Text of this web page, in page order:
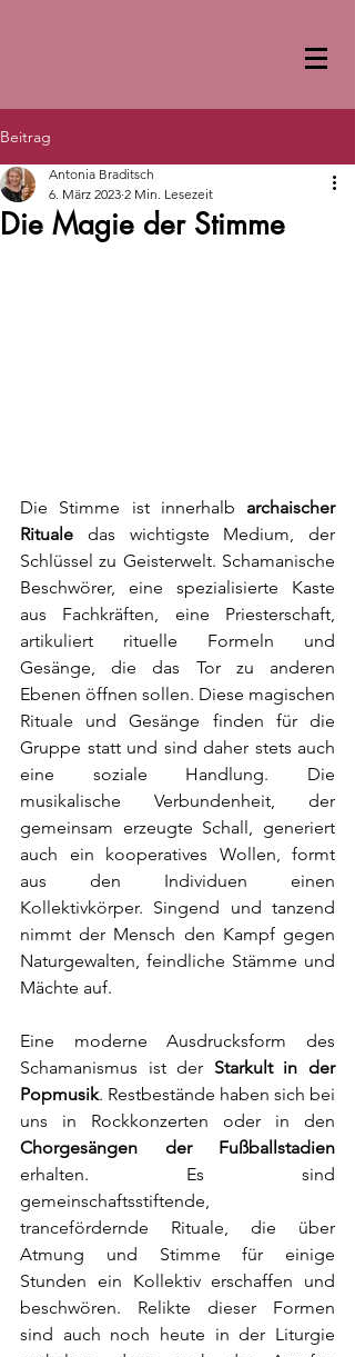
Beitrag
Die Magie der Stimme
Antonia Braditsch
6. März 2023 2 Min. Lesezeit
Die Stimme ist innerhalb archaischer
Rituale das wichtigste Medium, der
Schlüssel zu Geisterwelt. Schamanische
Beschwörer, eine spezialisierte Kaste
aus Fachkräften, eine Priesterschaft,
artikuliert rituelle Formeln und
Gesänge, die das Tor zu anderen
Ebenen öffnen sollen. Diese magischen
Rituale und Gesänge finden für die
Gruppe statt und sind daher stets auch
eine soziale Handlung. Die
musikalische Verbundenheit, der
gemeinsam erzeugte Schall, generiert
auch ein kooperatives Wollen, formt
aus den Individuen einen
Kollektivkörper. Singend und tanzend
nimmt der Mensch den Kampf gegen
Naturgewalten, feindliche Stämme und
Mächte auf.
Eine moderne Ausdrucksform des
Schamanismus ist der Starkult in der
Popmusik. Restbestände haben sich bei
erhalten. Es sind
gemeinschaftsstiftende,
trancefördernde Rituale, die über
Atmung und Stimme für einige
Stunden ein Kollektiv erschaffen und
beschwören. Relikte dieser Formen
sind auch noch heute in der Liturgie